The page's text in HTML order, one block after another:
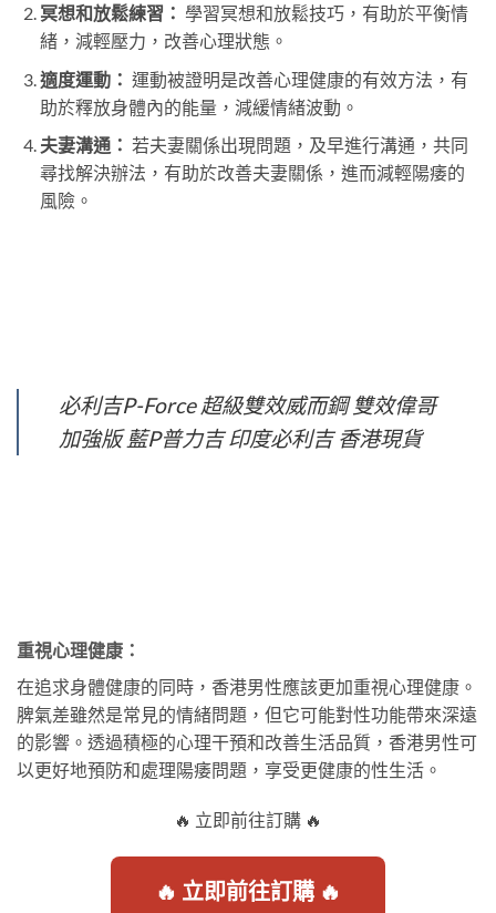
冥想和放鬆練習： 學習冥想和放鬆技巧，有助於平衡情
緒，減輕壓力，改善心理狀態。
適度運動： 運動被證明是改善心理健康的有效方法，有
助於釋放身體內的能量，減緩情緒波動。
夫妻溝通： 若夫妻關係出現問題，及早進行溝通，共同
尋找解決辦法，有助於改善夫妻關係，進而減輕陽痿的
風險。
必利吉P-Force 超級雙效威而鋼 雙效偉哥
加強版 藍P普力吉 印度必利吉 香港現貨
重視心理健康：
在追求身體健康的同時，香港男性應該更加重視心理健康。
脾氣差雖然是常見的情緒問題，但它可能對性功能帶來深遠
的影響。透過積極的心理干預和改善生活品質，香港男性可
以更好地預防和處理陽痿問題，享受更健康的性生活。
🔥 立即前往訂購 🔥
🔥 立即前往訂購 🔥